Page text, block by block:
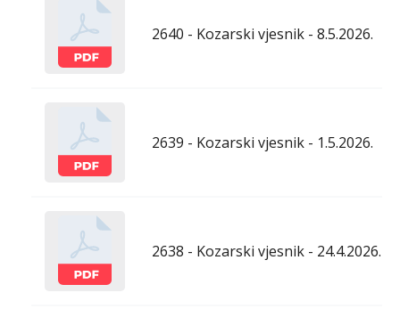
2640 - Kozarski vjesnik - 8.5.2026.
2639 - Kozarski vjesnik - 1.5.2026.
2638 - Kozarski vjesnik - 24.4.2026.